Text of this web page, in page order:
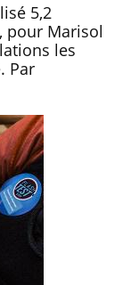
5,2
pour Marisol
les
Par